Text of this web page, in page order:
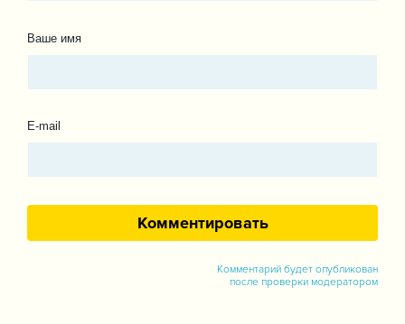
Ваше имя
E-mail
Комментарий будет опубликован
после проверки модератором